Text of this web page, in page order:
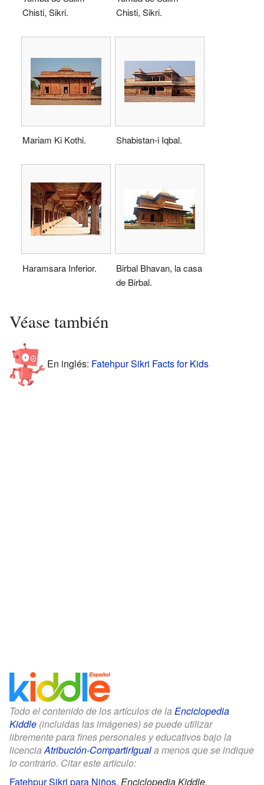
Chisti, Sikri.
Chisti, Sikri.
Mariam Ki Kothi. Shabistan-i Iqbal.
Haramsara Inferior.
Birbal Bhavan, la casa
de Birbal.
Véase también
En inglés: Fatehpur Sikri Facts for Kids
Todo el contenido de los artículos de la Enciclopedia
Kiddle (incluidas las imágenes) se puede utilizar
libremente para fines personales y educativos bajo la
licenciaAtribución-CompartirIguala menos que se indique
lo contrario. Citar este artículo:
Fatehpur Sikri para Niños. Enciclopedia Kiddle.